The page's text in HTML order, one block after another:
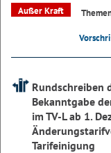
Außer Kraft
Rundschreiben
Bekanntgabe
im TV-L ab 1.
Tarifeinigung